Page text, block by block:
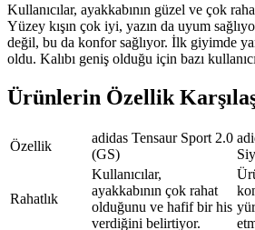
Kullanıcılar, ayakkabının güzel ve çok
Yüzey kışın çok iyi, yazın da uyum
değil, bu da konfor sağlıyor. İlk giyimde
oldu. Kalıbı geniş olduğu için bazı
Ürünlerin Özellik
Özellik
adidas Tensaur Sport 2.0
(GS)
Rahatlık
Kullanıcılar,
ayakkabının çok rahat
olduğunu ve hafif bir his
verdiğini belirtiyor.